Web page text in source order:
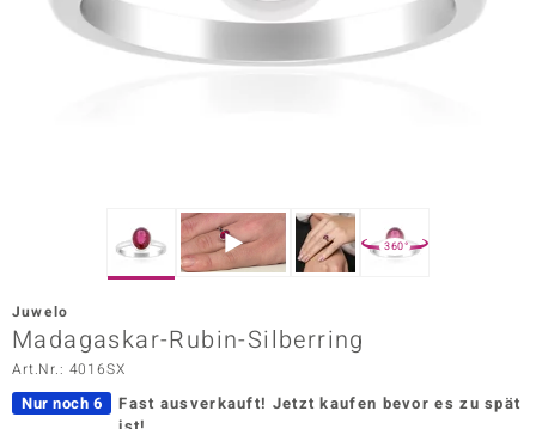
Edition
Vogue
360°
Juwelo
Madagaskar-Rubin-Silberring
Art.Nr.: 4016SX
Nur noch 6 Fast ausverkauft! Jetzt kaufen bevor es zu spät